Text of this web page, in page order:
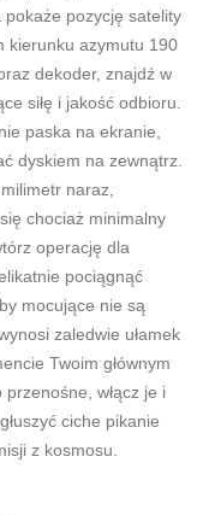
pozycję satelity
kierunku azymutu 190
dekoder, znajdź w
siłę i jakość odbioru.
paska na ekranie,
dyskiem na zewnątrz.
naraz,
chociaż minimalny
operację dla
pociągnąć
mocujące nie są
zaledwie ułamek
Twoim głównym
włącz je i
ciche pikanie
z kosmosu.